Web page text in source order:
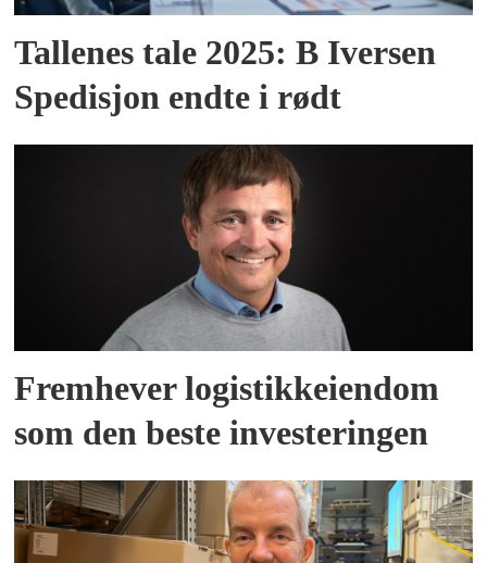
Tallenes tale 2025: B Iversen
Spedisjon endte i rødt
Fremhever logistikkeiendom
som den beste investeringen